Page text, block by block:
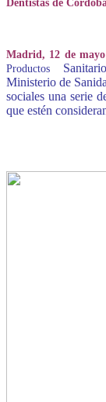
Dentistas de
Madrid, 12 de
Productos
Ministerio de
sociales una serie
que estén